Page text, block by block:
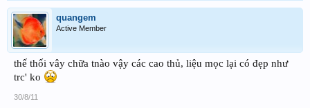
quangem
Active Member
thế thối vây chữa tnào vậy các cao thủ, liệu mọc lại có đẹp như
trc' ko
30/8/11